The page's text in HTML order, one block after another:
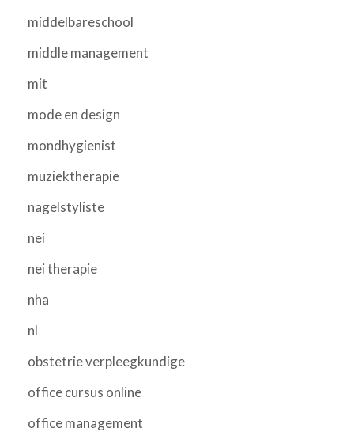
middelbareschool
middle management
mit
mode en design
mondhygienist
muziektherapie
nagelstyliste
nei
nei therapie
nha
nl
obstetrie verpleegkundige
office cursus online
office management